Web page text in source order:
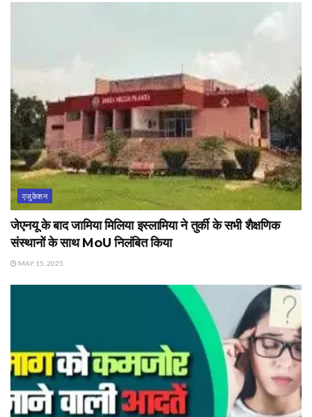
एजुकेशन
जेएनयू के बाद जामिया मिलिया इस्लामिया ने तुर्की के सभी शैक्षणिक
संस्थानों के साथ MoU निलंबित किया
MAY 15, 2025